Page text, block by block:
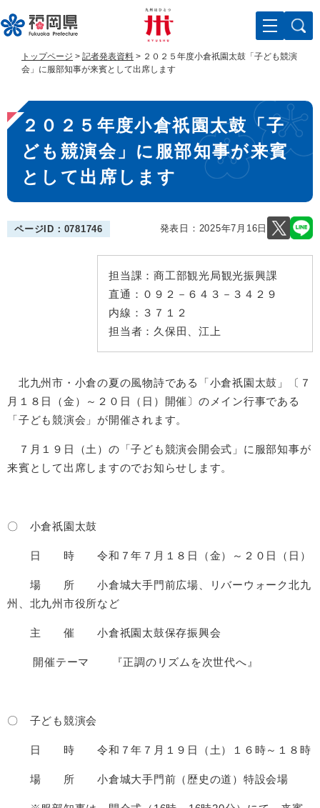
ー
ジ
す
。
ニ
ュ
し
て
トップページ > 記者発表資料 > ２０２５年度小倉祇園太鼓「子ども競演
会」に服部知事が来賓として出席します
本
文
２０２５年度小倉祇園太鼓「子
ども競演会」に服部知事が来賓
として出席します
ページID：0781746 発表日： 2025年7月16日
担当課： 商工部観光局観光振興課
直通： ０９２－６４３－３４２９
内線： ３７１２
担当者： 久保田、江上
北九州市・小倉の夏の風物詩である「小倉祇園太鼓」〔７
月１８日（金）～２０日（日）開催〕のメイン行事である
「子ども競演会」が開催されます。
７月１９日（土）の「子ども競演会開会式」に服部知事が
来賓として出席しますのでお知らせします。
〇 小倉祇園太鼓
日 時 令和７年７月１８日（金）～２０日（日）
場 所 小倉城大手門前広場、リバーウォーク北九
州、北九州市役所など
主 催 小倉祇園太鼓保存振興会
開催テーマ 『正調のリズムを次世代へ』
〇 子ども競演会
日 時 令和７年７月１９日（土）１６時～１８時
場 所 小倉城大手門前（歴史の道）特設会場